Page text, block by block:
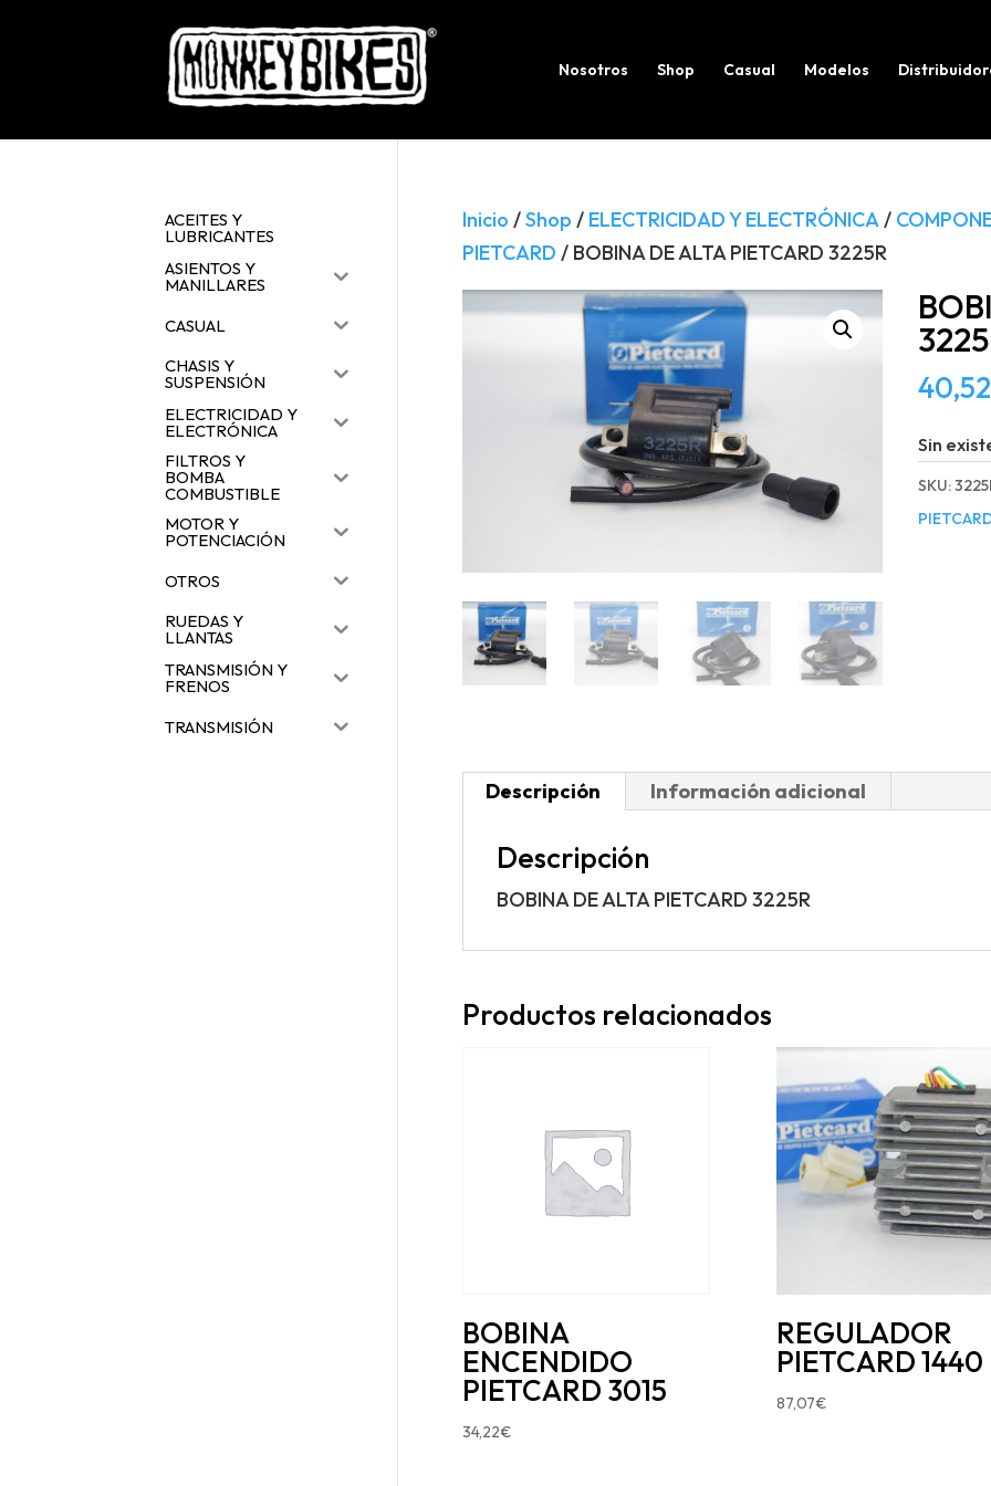
Nosotros Shop Casual Modelosproductos
Inicio /Shop / ELECTRICIDAD Y ELECTRÓNICA/
PIETCARD / BOBINA DE ALTA PIETCARD 3225R
40,52
Sin
SKU:
Descripción Información adicional
Descripción
BOBINA DE ALTA PIETCARD 3225R
Productos relacionados
BOBINA
ENCENDIDO
PIETCARD 3015
34,22€
REGULADOR
PIETCARD 1440
87,07€
ACEITES Y
LUBRICANTES
ASIENTOS Y
MANILLARES
CASUAL
CHASIS Y
SUSPENSIÓN
ELECTRICIDAD Y
ELECTRÓNICA
FILTROS Y
BOMBA
COMBUSTIBLE
MOTOR Y
POTENCIACIÓN
OTROS
RUEDAS Y
LLANTAS
TRANSMISIÓN Y
FRENOS
TRANSMISIÓN